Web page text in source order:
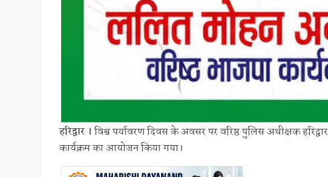
हरिद्वार ।विश्व पर्यावरण दिवस के अवसर पर वरिष्ठ पुलिस अधीक्षक
कार्यक्रम का आयोजन किया गया।